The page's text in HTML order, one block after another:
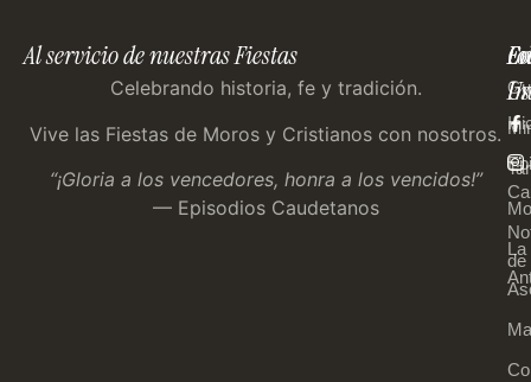
Al servicio de nuestras Fiestas
Celebrando historia, fe y tradición.
Vive las Fiestas de Moros y Cristianos con nosotros.
“¡Gloria a los vencedores, honra a los vencidos!”
— Episodios Caudetanos
de
La
Us